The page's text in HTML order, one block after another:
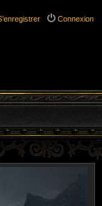
Connexion